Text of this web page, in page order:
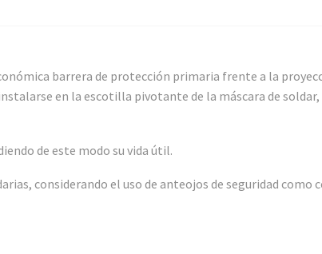
barrera de protección primaria frente a la
en la escotilla pivotante de la máscara de
de este modo su vida útil.
considerando el uso de anteojos de seguridad como